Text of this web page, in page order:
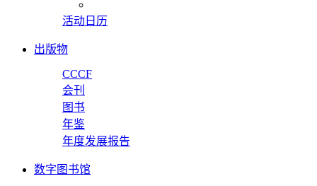
活动日历
出版物
CCCF
会刊
图书
年鉴
年度发展报告
数字图书馆